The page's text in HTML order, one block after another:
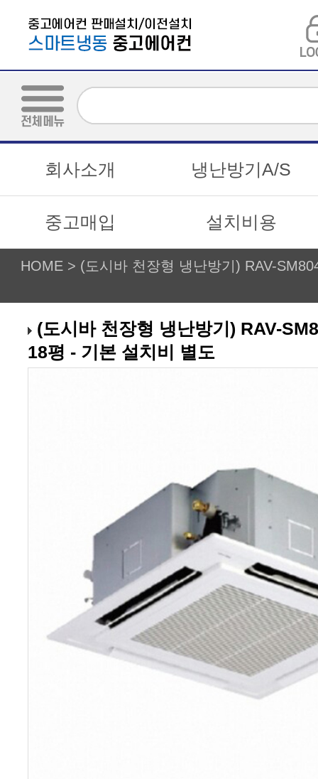
회사소개 냉난방기A/S
중고매입 설치비용
HOME >
18평 - 기본 설치비 별도